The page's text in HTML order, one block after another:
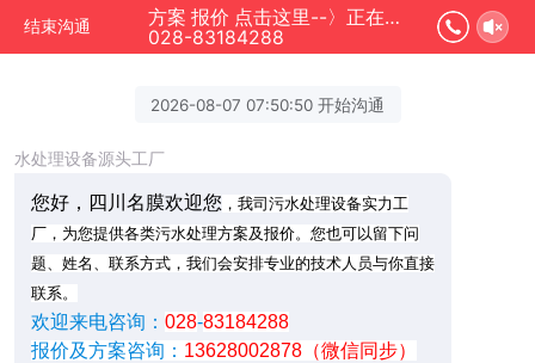
结束沟通
方案 报价 点击这里--〉正在为您服务
028-83184288
2026-08-07 07:50:50 开始沟通
水处理设备源头工厂
您好，四川名膜欢迎您 ，我司污水处理设备实力工
厂，为您提供各类污水处理方案及报价。您也可以留下问
题、姓名、联系方式，我们会安排专业的技术人员与你直接
联系。
欢迎来电咨询： 028-83184288
报价及方案咨询： 13628002878（微信同步）